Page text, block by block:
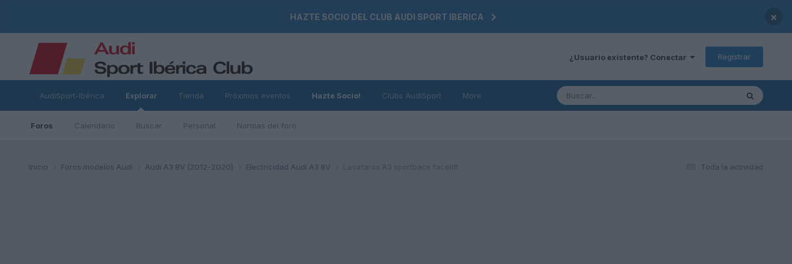
HAZTE SOCIO DEL CLUB AUDI SPORT IBERICA ×
¿Usuario existente? Conectar Registrar
AudiSport-Ibérica Explorar
Foros Calendario Buscar Personal Normas del foro
Tienda Próximos eventos Hazte Socio! Clubs AudiSport More
Toda la actividad
Inicio Foros modelos Audi Audi A3 8V (2012-2020) Electricidad Audi A3 8V